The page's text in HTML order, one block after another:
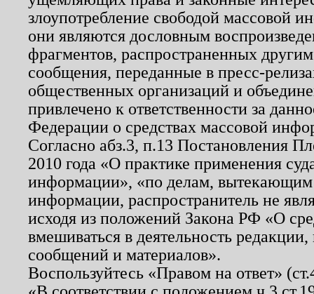
злоупотребление свободой массовой
они являются дословным
фрагментов, распространенных
сообщения, переданные в пресс-
общественных организаций и
привлечено к ответственности за
Федерации о средствах массовой
Согласно абз.3, п.13 Постановления
2010 года «О практике применения
информации», «по делам, вытекающим
информации, распространитель не
исходя из положений Закона РФ «О
вмешиваться в деятельность
сообщений и материалов».
Воспользуйтесь «Правом на ответ»